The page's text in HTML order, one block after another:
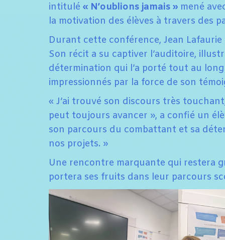
intitulé « N’oublions jamais » mené
la motivation des élèves à travers des
Durant cette conférence, Jean
Son récit a su captiver l’auditoire,
détermination qui l’a porté tout au
impressionnés par la force de son
« J’ai trouvé son discours très
peut toujours avancer », a confié un
son parcours du combattant et sa
nos projets. »
Une rencontre marquante qui restera
portera ses fruits dans leur parcours